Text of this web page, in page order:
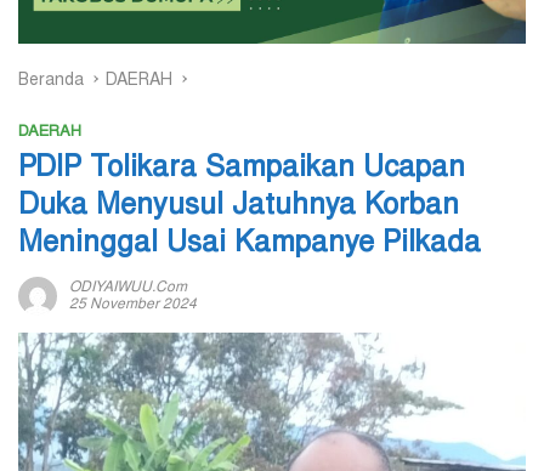
Beranda DAERAH
DAERAH
PDIP Tolikara Sampaikan Ucapan
Duka Menyusul Jatuhnya Korban
Meninggal Usai Kampanye Pilkada
ODIYAIWUU.com
25 November 2024